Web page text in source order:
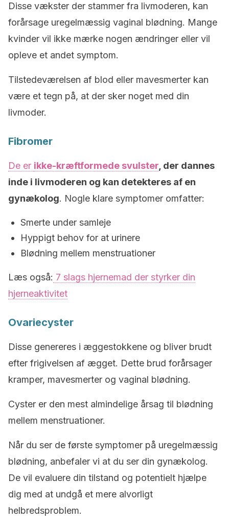
Disse vækster der stammer fra livmoderen, kan
forårsage uregelmæssig vaginal blødning. Mange
kvinder vil ikke mærke nogen ændringer eller vil
opleve et andet symptom.
Tilstedeværelsen af blod eller mavesmerter kan
være et tegn på, at der sker noget med din
livmoder.
Fibromer
De er ikke-kræftformede svulster , der dannes
inde i livmoderen og kan detekteres af en
gynækolog. Nogle klare symptomer omfatter:
Smerte under samleje
Hyppigt behov for at urinere
Blødning mellem menstruationer
Læs også: 7 slags hjernemad der styrker din
hjerneaktivitet
Ovariecyster
Disse genereres i æggestokkene og bliver brudt
efter frigivelsen af ægget. Dette brud forårsager
kramper, mavesmerter og vaginal blødning.
Cyster er den mest almindelige årsag til blødning
mellem menstruationer.
Når du ser de første symptomer på uregelmæssig
blødning, anbefaler vi at du ser din gynækolog.
De vil evaluere din tilstand og potentielt hjælpe
dig med at undgå et mere alvorligt
helbredsproblem.